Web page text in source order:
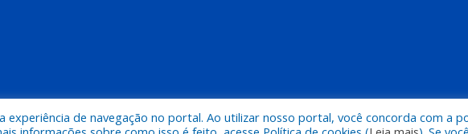
a Prefeitura Municipal de Juruti. Mapa
experiência de navegação no portal. Ao utilizar nosso portal, você concorda com a